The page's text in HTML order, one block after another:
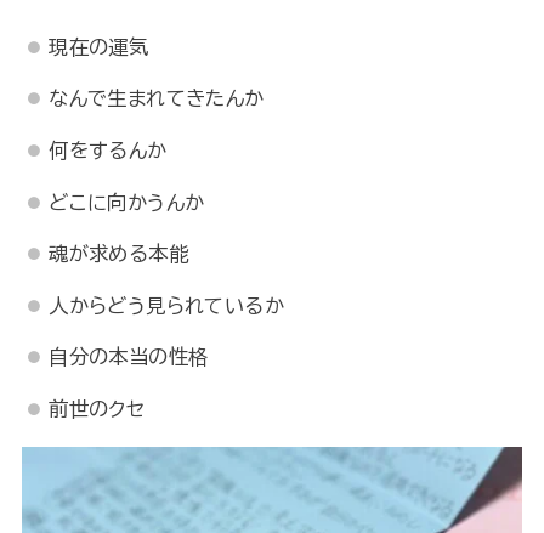
現在の運気
なんで生まれてきたんか
何をするんか
どこに向かうんか
魂が求める本能
人からどう見られているか
自分の本当の性格
前世のクセ